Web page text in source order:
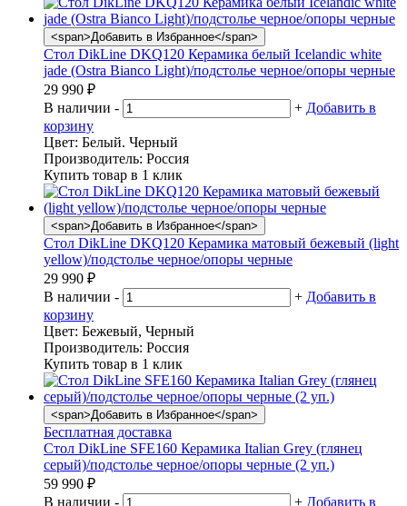
<span>Добавить в Избранное</span>
Стол DikLine DKQ120 Керамика белый Icelandic white
jade (Ostra Bianco Light)/подстолье черное/опоры черные
29 990 ₽
В наличии - + Добавить в
корзину
Цвет: Белый. Черный
Производитель: Россия
Купить товар в 1 клик
<span>Добавить в Избранное</span>
Стол DikLine DKQ120 Керамика матовый бежевый (light
yellow)/подстолье черное/опоры черные
29 990 ₽
В наличии - + Добавить в
корзину
Цвет: Бежевый, Черный
Производитель: Россия
Купить товар в 1 клик
<span>Добавить в Избранное</span>
Бесплатная доставка
Стол DikLine SFE160 Керамика Italian Grey (глянец
серый)/подстолье черное/опоры черные (2 уп.)
59 990 ₽
В наличии - + Добавить в